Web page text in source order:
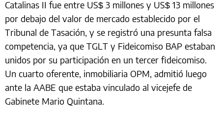
Catalinas II fue entre US$ 3 millones y US$ 13 millones
por debajo del valor de mercado establecido por el
Tribunal de Tasación, y se registró una presunta falsa
competencia, ya que TGLT y Fideicomiso BAP estaban
unidos por su participación en un tercer fideicomiso.
Un cuarto oferente, inmobiliaria OPM, admitió luego
ante la AABE que estaba vinculado al vicejefe de
Gabinete Mario Quintana.